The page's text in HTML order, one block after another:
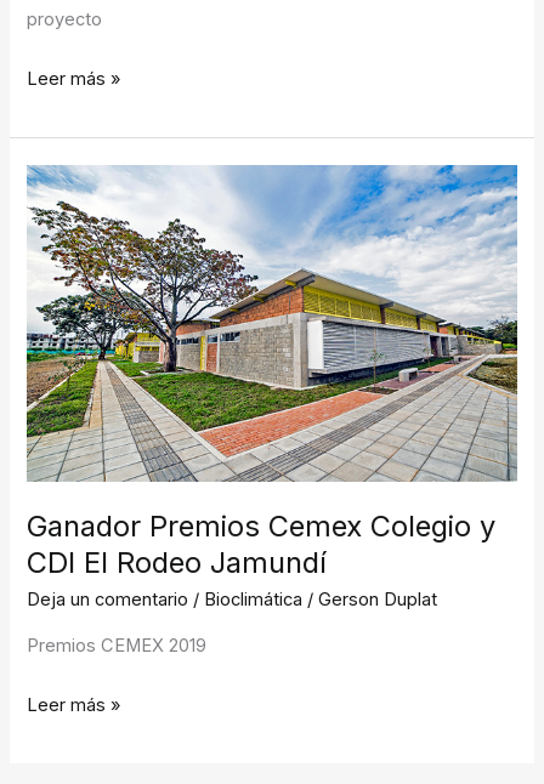
proyecto
Leer más »
Ganador Premios Cemex Colegio y
CDI El Rodeo Jamundí
Deja un comentario / Bioclimática /Gerson Duplat
Premios CEMEX 2019
Ganador
Premios
Cemex
Colegio
y
CDI
El
Rodeo
Jamundí
Leer más »